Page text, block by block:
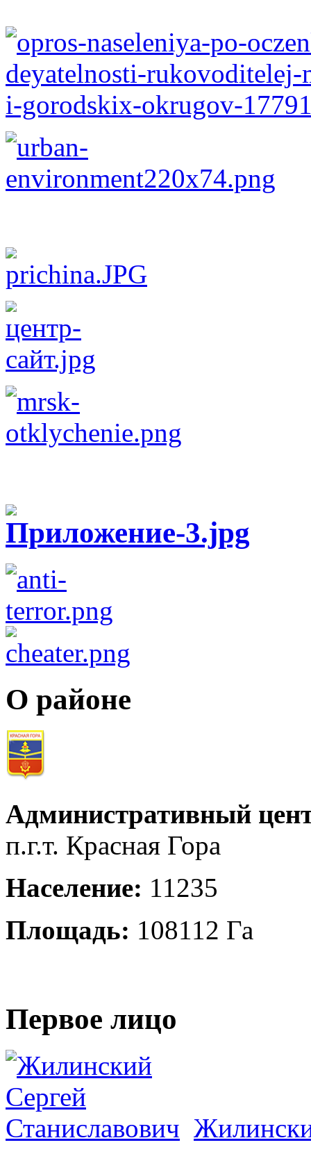
О районе
Административный
п.г.т. Красная Гора
Население: 11235
Площадь: 108112 Га
Первое лицо